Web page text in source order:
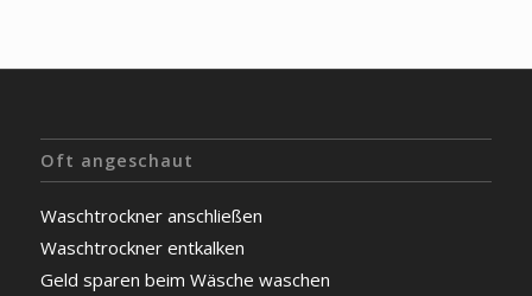
Oft angeschaut
Waschtrockner anschließen
Waschtrockner entkalken
Geld sparen beim Wäsche waschen